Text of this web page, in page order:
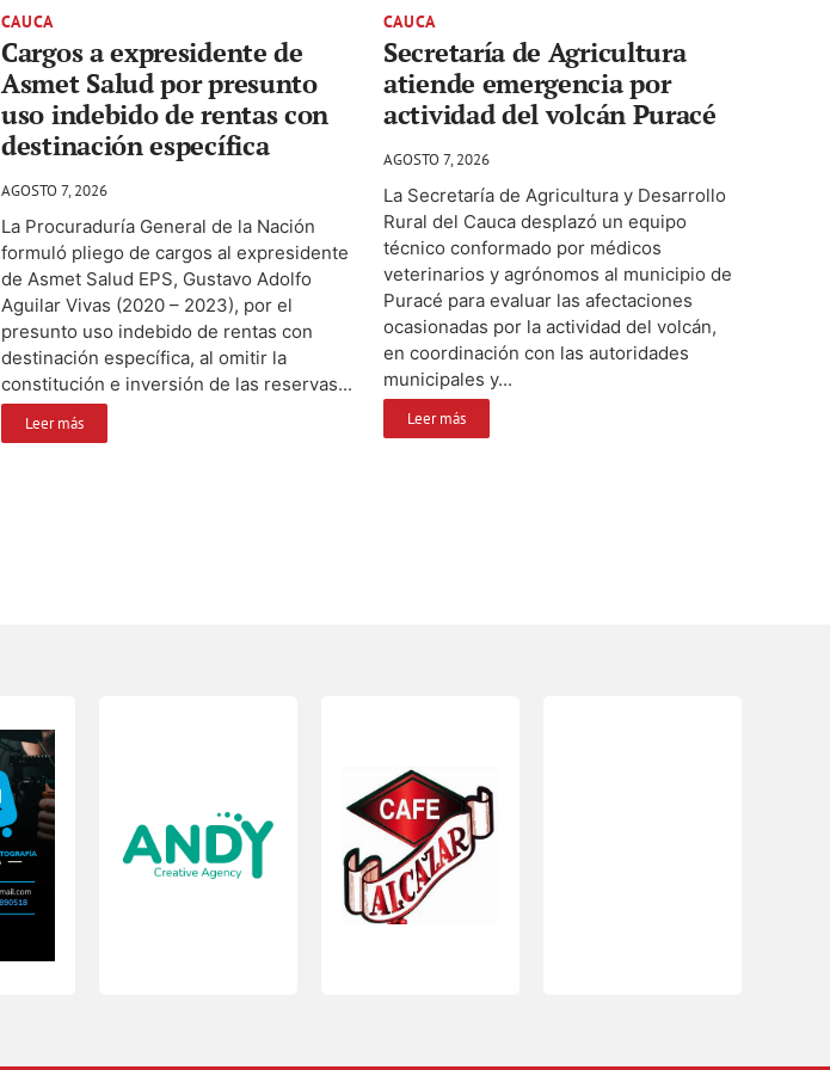
CAUCA
Cargos a expresidente de
Asmet Salud por presunto
uso indebido de rentas con
destinación específica
AGOSTO 7, 2026
La Procuraduría General de la Nación
formuló pliego de cargos al expresidente
de Asmet Salud EPS, Gustavo Adolfo
Aguilar Vivas (2020 – 2023), por el
presunto uso indebido de rentas con
destinación específica, al omitir la
constitución e inversión de las reservas...
Leer más
CAUCA
Secretaría de Agricultura
atiende emergencia por
actividad del volcán Puracé
AGOSTO 7, 2026
La Secretaría de Agricultura y Desarrollo
Rural del Cauca desplazó un equipo
técnico conformado por médicos
veterinarios y agrónomos al municipio de
Puracé para evaluar las afectaciones
ocasionadas por la actividad del volcán,
en coordinación con las autoridades
municipales y...
Leer más